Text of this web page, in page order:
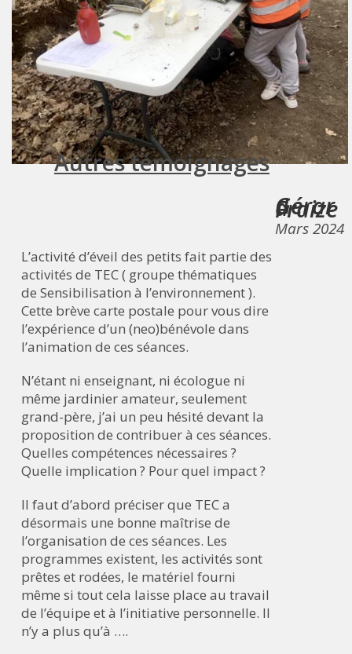
Autres témoignages
L’activité d’éveil des petits fait partie des
activités de TEC ( groupe thématiques
de Sensibilisation à l’environnement ).
Cette brève carte postale pour vous dire
l’expérience d’un (neo)bénévole dans
l’animation de ces séances.
N’étant ni enseignant, ni écologue ni
même jardinier amateur, seulement
grand-père, j’ai un peu hésité devant la
proposition de contribuer à ces séances.
Quelles compétences nécessaires ?
Quelle implication ? Pour quel impact ?
Il faut d’abord préciser que TEC a
désormais une bonne maîtrise de
l’organisation de ces séances. Les
programmes existent, les activités sont
prêtes et rodées, le matériel fourni
même si tout cela laisse place au travail
de l’équipe et à l’initiative personnelle. Il
n’y a plus qu’à ….
Gérard Fraize
Mars 2024